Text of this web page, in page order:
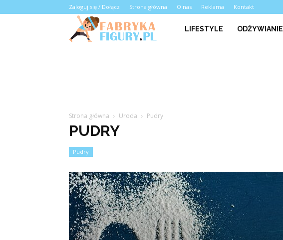
Zaloguj się / Dołącz Strona główna O nas Reklama Kontakt
LIFESTYLE ODŻYWIANIE
Strona główna Uroda Pudry
PUDRY
Pudry